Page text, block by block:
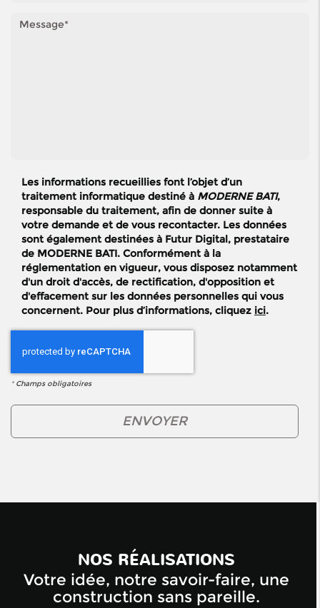
Les informations recueillies font l’objet d’un
traitement informatique destiné à MODERNE BATI,
responsable du traitement, afin de donner suite à
votre demande et de vous recontacter. Les données
sont également destinées à Futur Digital, prestataire
de MODERNE BATI. Conformément à la
réglementation en vigueur, vous disposez notamment
d'un droit d'accès, de rectification, d'opposition et
d'effacement sur les données personnelles qui vous
concernent. Pour plus d’informations, cliquez ici.
* Champs obligatoires
NOS RÉALISATIONS
Votre idée, notre savoir-faire, une
construction sans pareille.